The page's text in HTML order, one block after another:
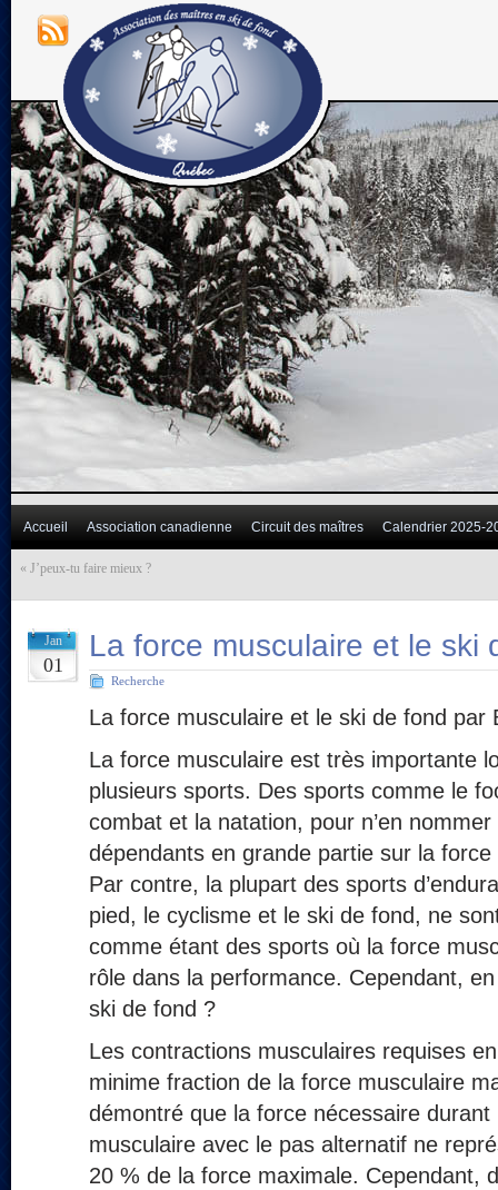
Accueil Association canadienne Circuit des maîtres Calendrier 2025-
« J’peux-tu faire mieux ?
Jan
01
La force musculaire et le ski
Recherche
La force musculaire et le ski de fond par
La force musculaire est très importante
plusieurs sports. Des sports comme le
combat et la natation, pour n’en
dépendants en grande partie sur la
Par contre, la plupart des sports
pied, le cyclisme et le ski de fond, ne
comme étant des sports où la force
rôle dans la performance. Cependant,
ski de fond ?
Les contractions musculaires requises
minime fraction de la force musculaire
démontré que la force nécessaire durant
musculaire avec le pas alternatif ne
20 % de la force maximale. Cependant,